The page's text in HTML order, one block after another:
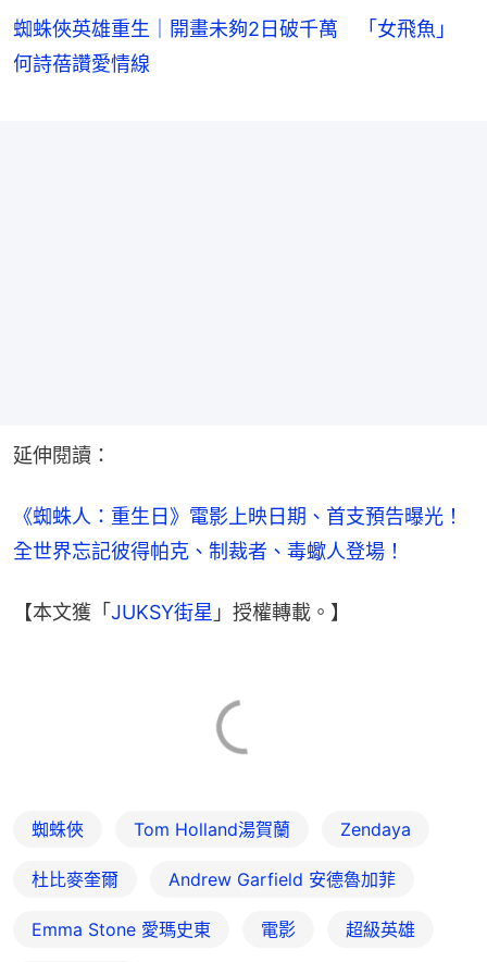
蜘蛛俠英雄重生｜開畫未夠2日破千萬 「女飛魚」
何詩蓓讚愛情線
延伸閱讀：
《蜘蛛人：重生日》電影上映日期、首支預告曝光！
全世界忘記彼得帕克、制裁者、毒蠍人登場！
【本文獲「 JUKSY街星 」授權轉載。】
蜘蛛俠 Tom Holland湯賀蘭 Zendaya
杜比麥奎爾 Andrew Garfield 安德魯加菲
Emma Stone 愛瑪史東 電影 超級英雄